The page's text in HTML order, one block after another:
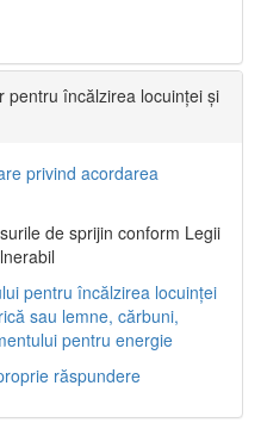
pentru încălzirea locuinței și
privind acordarea
de sprijin conform Legii
pentru încălzirea locuinței
sau lemne, cărbuni,
pentru energie
răspundere